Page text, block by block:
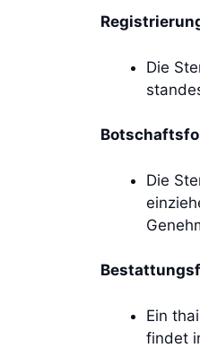
Die
Die
Ein
findet